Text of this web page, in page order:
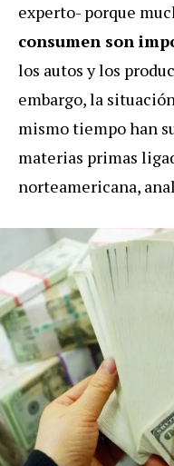
experto- porque
consumen son
los autos y los
embargo, la
mismo tiempo han
materias primas
norteamericana,